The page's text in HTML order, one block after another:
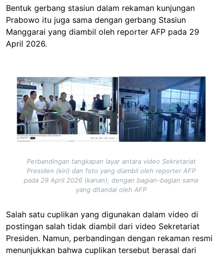
Bentuk gerbang stasiun dalam rekaman kunjungan
Prabowo itu juga sama dengan gerbang Stasiun
Manggarai yang diambil oleh reporter AFP pada 29
April 2026.
Image
Perbandingan tangkapan layar antara video Sekretariat
Presiden (kiri) dan foto yang diambil oleh reporter AFP
pada 29 April 2026 (kanan), dengan bagian-bagian sama
yang ditandai oleh AFP
Salah satu cuplikan yang digunakan dalam video di
postingan salah tidak diambil dari video Sekretariat
Presiden. Namun, perbandingan dengan rekaman resmi
menunjukkan bahwa cuplikan tersebut berasal dari